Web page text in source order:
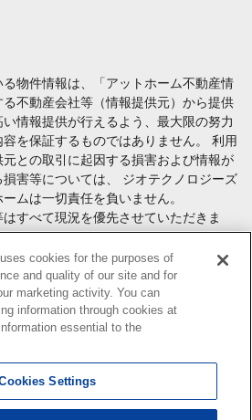
物件情報は、「アットホーム不動産情
不動産会社等（情報提供元）から提供
情報提供が行えるよう、最大限の努力
を保証するものではありません。 利用
との取引に起因する損害および情報が
害等については、 ジオテクノロジーズ
ムは一切責任を負いません。
すべて現況を優先させていただきま
資金調達等を含みます）の際には、内容
情報提供元より十分な説明を受け、ご自
ください。
ご掲載、その他不動産業務ソリューシ
社様のお問合せはこちら
cookies for the purposes of
and quality of our site and for
marketing activity. You can
information through cookies at
essential to the
Settings